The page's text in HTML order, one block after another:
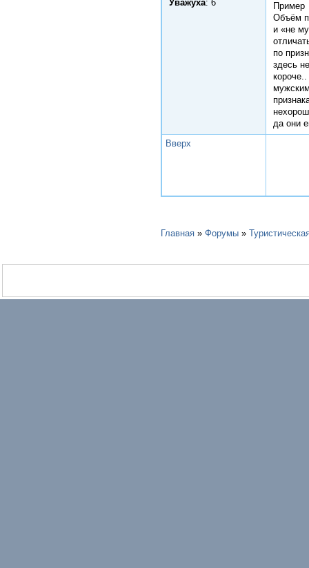
Уважуха: 6
Пример
Объём
и «не
по
здесь
да они
Вверх
Главная » Форумы »